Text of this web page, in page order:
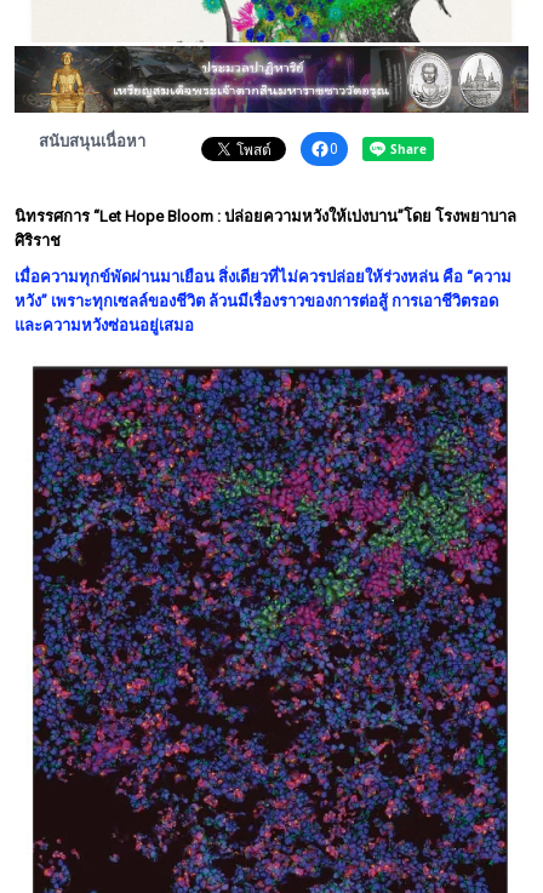
ติดต่อ
สนับสนุนเนื่อหา 0
นิทรรศการ “Let Hope Bloom : ปล่อยความหวังให้เบ่งบาน”โดย โรงพยาบาล
ศิริราช
เมื่อความทุกข์พัดผ่านมาเยือน สิ่งเดียวที่ไม่ควรปล่อยให้ร่วงหล่น คือ “ความ
หวัง” เพราะทุกเซลล์ของชีวิต ล้วนมีเรื่องราวของการต่อสู้ การเอาชีวิตรอด
และความหวังซ่อนอยู่เสมอ